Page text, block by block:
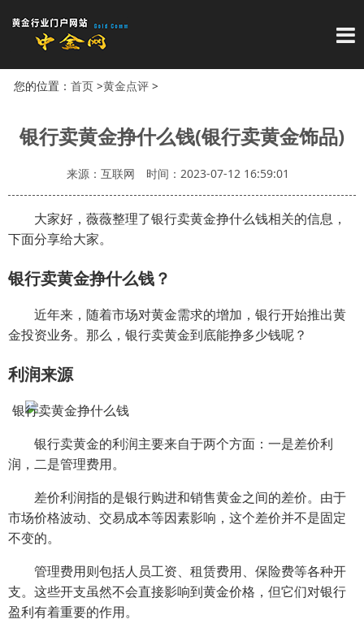
导
您的位置： 首页>黄金点评>
银行卖黄金挣什么钱(银行卖黄金饰品)
来源：互联网 时间：2023-07-12 16:59:01
大家好，薇薇整理了银行卖黄金挣什么钱相关的信息，
下面分享给大家。
银行卖黄金挣什么钱？
近年来，随着市场对黄金需求的增加，银行开始推出黄
金投资业务。那么，银行卖黄金到底能挣多少钱呢？
利润来源
银行卖黄金的利润主要来自于两个方面：一是差价利
润，二是管理费用。
差价利润指的是银行购进和销售黄金之间的差价。由于
市场价格波动、交易成本等因素影响，这个差价并不是固定
不变的。
管理费用则包括人员工资、租赁费用、保险费等各种开
支。这些开支虽然不会直接影响到黄金价格，但它们对银行
盈利有着重要的作用。